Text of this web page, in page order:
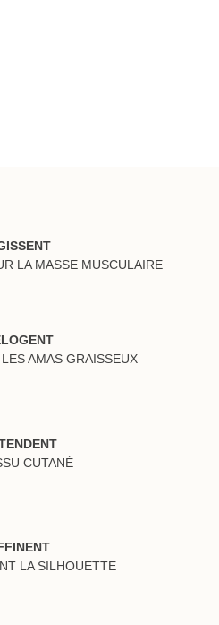
LA MASSE MUSCULAIRE
AMAS GRAISSEUX
CUTANÉ
LA SILHOUETTE